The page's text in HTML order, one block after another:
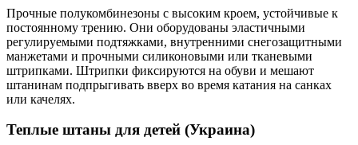
Прочные полукомбинезоны с высоким кроем, устойчивые к
постоянному трению. Они оборудованы эластичными
регулируемыми подтяжками, внутренними снегозащитными
манжетами и прочными силиконовыми или тканевыми
штрипками. Штрипки фиксируются на обуви и мешают
штанинам подпрыгивать вверх во время катания на санках
или качелях.
Теплые штаны для детей (Украина)